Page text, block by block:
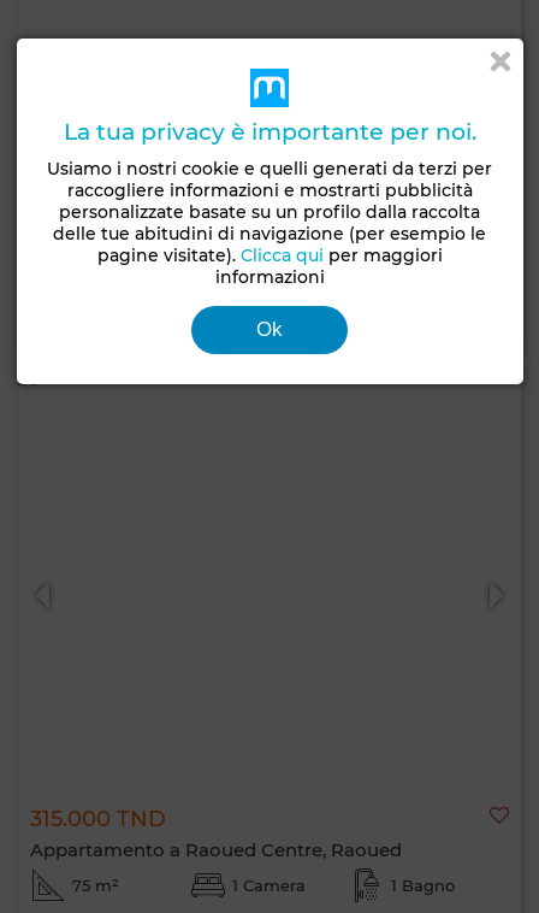
590.000 TND
Appartamento a Raoued Centre, Raoued
154 m² 2 Camere 2 Bagni
315.000 TND
Appartamento a Raoued Centre, Raoued
75 m² 1 Camera 1 Bagno
La tua privacy è importante per noi.
Usiamo i nostri cookie e quelli generati da terzi per
raccogliere informazioni e mostrarti pubblicità
personalizzate basate su un profilo dalla raccolta
delle tue abitudini di navigazione (per esempio le
pagine visitate). Clicca qui per maggiori
informazioni
Ok